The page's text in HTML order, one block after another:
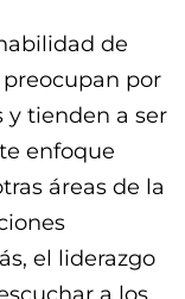
de
preocupan por
y tienden a ser
enfoque
áreas de la
el liderazgo